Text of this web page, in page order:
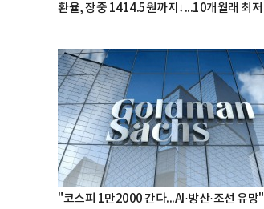
환율, 장중 1414.5원까지↓...10개월래 최저
"코스피 1만2000 간다...AI·방산·조선 유망"